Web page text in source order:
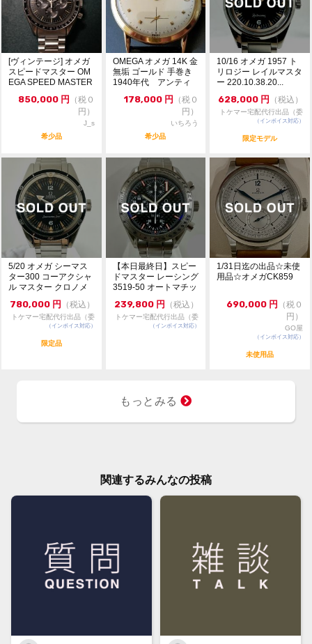
ム製スケルトンダイアルから、月の裏側はケースバック
から眺めることができます。
ウォッチ全体がブラックセラミック製で、ニス加工を施
したイエローのクロノグラフ秒針に、イエローラバーを
内部に敷いたパンチング加工のブラックラバーストラッ
プが付いています。
またベゼルには、レーザーでエングレービングをしてホ
ワイトエナメルを充填したタキメータースケールが備え
られています。
スモールセコンドのサブダイアル（特許申請中）には、
サターンV ロケットを象ったグレード5チタン製の針
回転レーザー加工で作られた3Dのシェイプに、ホワイ
トのニス、レーザー加工による装飾とブラックのカラー
リングがされたデザインです。
特殊な装飾が施されたムーブメントは、オメガ コーア
クシャル マスター クロノメーター キャリバー3869。
ケースバックには「APOLLO 8, DEC 1968」、「DARK
SIDE OF THE MOON」、「“WE’LL SEE YOU ON THE
OTHER SIDE”」「CO-AXIAL MASTER
CHRONOMETER」の刻印が入っています。
[ヴィンテージ] オメガ
スピードマスター OM
EGA SPEED MASTER
850,000 円
（税０
円）
J_s
希少品
OMEGA オメガ 14K 金
無垢 ゴールド 手巻き
1940年代 アンティ
178,000 円
（税０
円）
いちろう
希少品
10/16 オメガ 1957 ト
リロジー レイルマスタ
ー 220.10.38.20...
628,000 円 （税込）
トケマー宅配代行出品（委
託販売）
（インボイス対応）
限定モデル
5/20 オメガ シーマス
ター300 コーアクシャ
ル マスター クロノメ
780,000 円 （税込）
トケマー宅配代行出品（委
託販売）
（インボイス対応）
限定品
【本日最終日】スピー
ドマスター レーシング
3519-50 オートマチッ
239,800 円 （税込）
トケマー宅配代行出品（委
託販売）
（インボイス対応）
1/31日迄の出品☆未使
用品☆オメガCK859
690,000 円 （税０
円）
GO屋
（インボイス対応）
未使用品
もっとみる
関連するみんなの投稿